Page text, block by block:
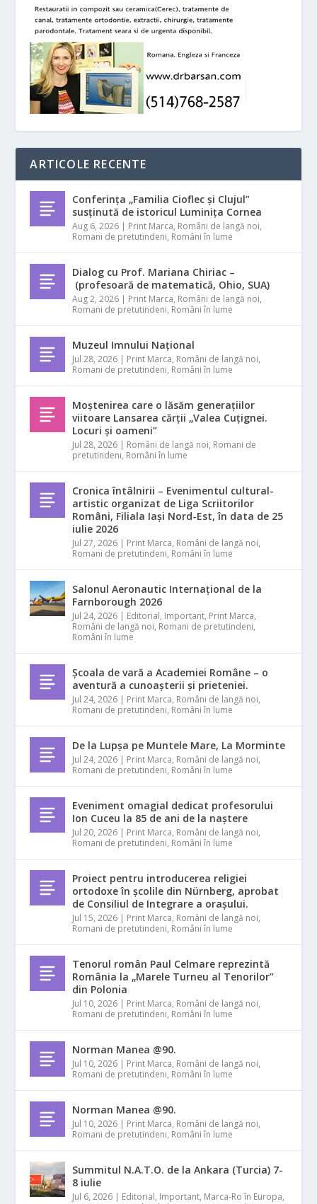
ARTICOLE RECENTE
Conferința „Familia Cioflec și Clujul”
susținută de istoricul Luminița Cornea
Aug 6, 2026 | Print Marca, Români de langă noi,
Romani de pretutindeni, Români în lume
Dialog cu Prof. Mariana Chiriac –
(profesoară de matematică, Ohio, SUA)
Aug 2, 2026 | Print Marca, Români de langă noi,
Romani de pretutindeni, Români în lume
Muzeul Imnului Național
Jul 28, 2026 | Print Marca, Români de langă noi,
Romani de pretutindeni, Români în lume
Moștenirea care o lăsăm generațiilor
viitoare Lansarea cărții „Valea Cuțignei.
Locuri și oameni”
Jul 28, 2026 | Români de langă noi, Romani de
pretutindeni, Români în lume
Cronica întâlnirii – Evenimentul cultural-
artistic organizat de Liga Scriitorilor
Români, Filiala Iași Nord-Est, în data de 25
iulie 2026
Jul 27, 2026 | Print Marca, Români de langă noi,
Romani de pretutindeni, Români în lume
Salonul Aeronautic Internațional de la
Farnborough 2026
Jul 24, 2026 | Editorial, Important, Print Marca,
Români de langă noi, Romani de pretutindeni,
Români în lume
Școala de vară a Academiei Române – o
aventură a cunoașterii și prieteniei.
Jul 24, 2026 | Print Marca, Români de langă noi,
Romani de pretutindeni, Români în lume
De la Lupșa pe Muntele Mare, La Morminte
Jul 24, 2026 | Print Marca, Români de langă noi,
Romani de pretutindeni, Români în lume
Eveniment omagial dedicat profesorului
Ion Cuceu la 85 de ani de la naștere
Jul 20, 2026 | Print Marca, Români de langă noi,
Romani de pretutindeni, Români în lume
Proiect pentru introducerea religiei
ortodoxe în școlile din Nürnberg, aprobat
de Consiliul de Integrare a orașului.
Jul 15, 2026 | Print Marca, Români de langă noi,
Romani de pretutindeni, Români în lume
Tenorul român Paul Celmare reprezintă
România la „Marele Turneu al Tenorilor”
din Polonia
Jul 10, 2026 | Print Marca, Români de langă noi,
Romani de pretutindeni, Români în lume
Norman Manea @90.
Jul 10, 2026 | Print Marca, Români de langă noi,
Romani de pretutindeni, Români în lume
Norman Manea @90.
Jul 10, 2026 | Print Marca, Români de langă noi,
Romani de pretutindeni, Români în lume
Summitul N.A.T.O. de la Ankara (Turcia) 7-
8 iulie
Jul 6, 2026 | Editorial, Important, Marca-Ro în Europa,